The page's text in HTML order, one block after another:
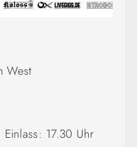
West
17.30 Uhr